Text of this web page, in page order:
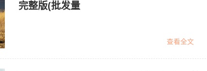
完整版(批发量
查看全文